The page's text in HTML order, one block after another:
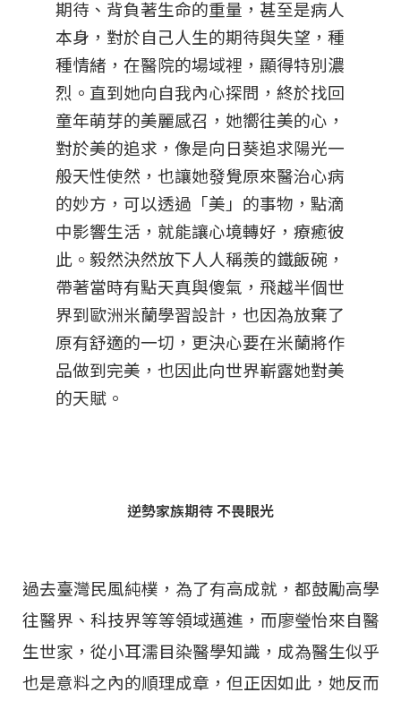
期待、背負著生命的重量，甚至是病人
本身，對於自己人生的期待與失望，種
種情緒，在醫院的場域裡，顯得特別濃
烈。直到她向自我內心探問，終於找回
童年萌芽的美麗感召，她嚮往美的心，
對於美的追求，像是向日葵追求陽光一
般天性使然，也讓她發覺原來醫治心病
的妙方，可以透過「美」的事物，點滴
中影響生活，就能讓心境轉好，療癒彼
此。毅然決然放下人人稱羨的鐵飯碗，
帶著當時有點天真與傻氣，飛越半個世
界到歐洲米蘭學習設計，也因為放棄了
原有舒適的一切，更決心要在米蘭將作
品做到完美，也因此向世界嶄露她對美
的天賦。
逆勢家族期待 不畏眼光
過去臺灣民風純樸，為了有高成就，都鼓勵高學
往醫界、科技界等等領域邁進，而廖瑩怡來自醫
生世家，從小耳濡目染醫學知識，成為醫生似乎
也是意料之內的順理成章，但正因如此，她反而